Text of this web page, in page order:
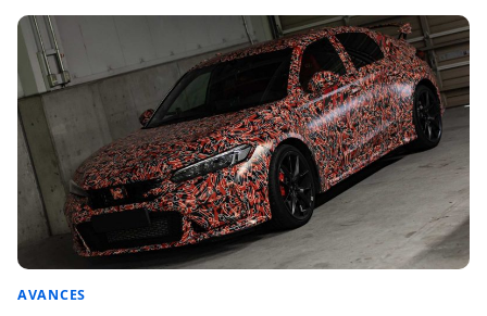
AVANCES